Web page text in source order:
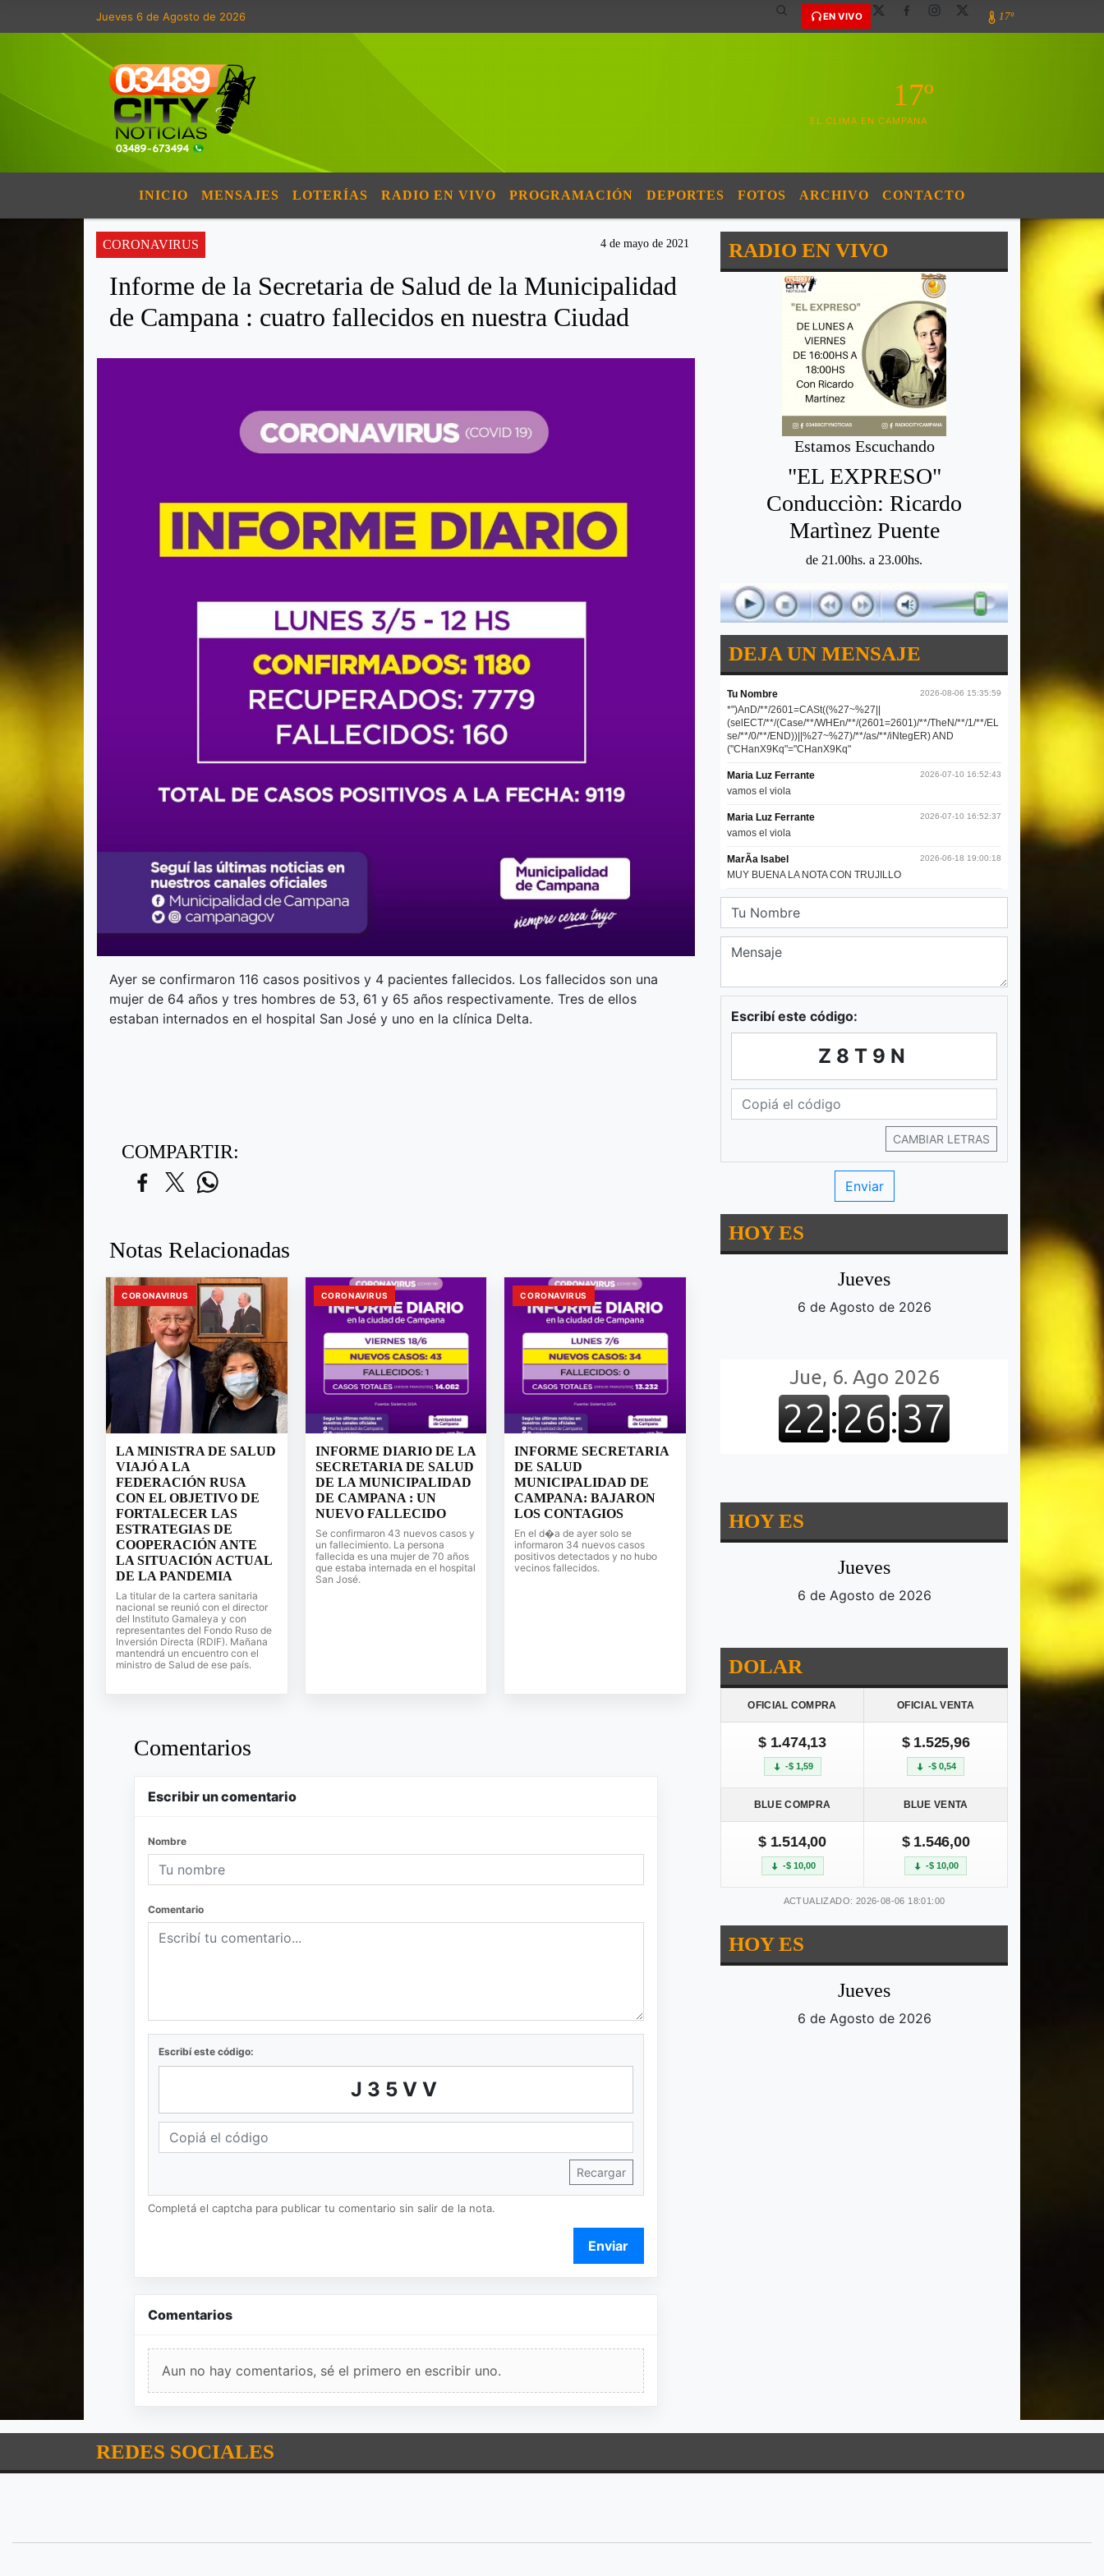
Jueves 6 de Agosto de 2026 EN VIVO 17º
17º
EL CLIMA EN CAMPANA
INICIO MENSAJES LOTERÍAS RADIO EN VIVO PROGRAMACIÓN DEPORTES FOTOS ARCHIVO CONTACTO
CORONAVIRUS 4 de mayo de 2021
Informe de la Secretaria de Salud de la Municipalidad
de Campana : cuatro fallecidos en nuestra Ciudad
Ayer se confirmaron 116 casos positivos y 4 pacientes fallecidos. Los fallecidos son una
mujer de 64 años y tres hombres de 53, 61 y 65 años respectivamente. Tres de ellos
estaban internados en el hospital San José y uno en la clínica Delta.
COMPARTIR:
Notas Relacionadas
CORONAVIRUS
LA MINISTRA DE SALUD
VIAJÓ A LA
FEDERACIÓN RUSA
CON EL OBJETIVO DE
FORTALECER LAS
ESTRATEGIAS DE
COOPERACIÓN ANTE
LA SITUACIÓN ACTUAL
DE LA PANDEMIA
La titular de la cartera sanitaria
nacional se reunió con el director
del Instituto Gamaleya y con
representantes del Fondo Ruso de
Inversión Directa (RDIF). Mañana
mantendrá un encuentro con el
ministro de Salud de ese país.
CORONAVIRUS
INFORME DIARIO DE LA
SECRETARIA DE SALUD
DE LA MUNICIPALIDAD
DE CAMPANA : UN
NUEVO FALLECIDO
Se confirmaron 43 nuevos casos y
un fallecimiento. La persona
fallecida es una mujer de 70 años
que estaba internada en el hospital
San José.
CORONAVIRUS
INFORME SECRETARIA
DE SALUD
MUNICIPALIDAD DE
CAMPANA: BAJARON
LOS CONTAGIOS
En el d�a de ayer solo se
informaron 34 nuevos casos
positivos detectados y no hubo
vecinos fallecidos.
Comentarios
Escribir un comentario
Nombre
Comentario
Escribí este código:
J35VV
Recargar
Completá el captcha para publicar tu comentario sin salir de la nota.
Enviar
Comentarios
Aun no hay comentarios, sé el primero en escribir uno.
RADIO EN VIVO
Estamos Escuchando
"EL EXPRESO"
Conducciòn: Ricardo
Martìnez Puente
de 21.00hs. a 23.00hs.
DEJA UN MENSAJE
Escribí este código:
Z8T9N
CAMBIAR LETRAS
HOY ES
Jueves
6 de Agosto de 2026
HOY ES
Jueves
6 de Agosto de 2026
DOLAR
OFICIAL COMPRA OFICIAL VENTA
$ 1.474,13
-$ 1,59
$ 1.525,96
-$ 0,54
BLUE COMPRA BLUE VENTA
$ 1.514,00
-$ 10,00
$ 1.546,00
-$ 10,00
ACTUALIZADO: 2026-08-06 18:01:00
HOY ES
Jueves
6 de Agosto de 2026
REDES SOCIALES